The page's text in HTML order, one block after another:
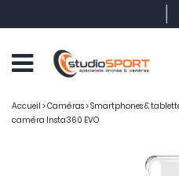
Accueil >Caméras>Smartphones &
caméra Insta360 EVO